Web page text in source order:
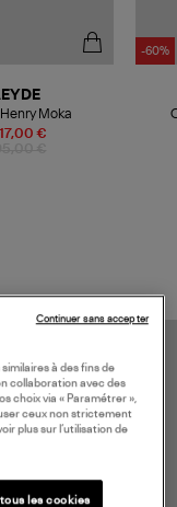
€
Moka
-60%
à des fins de
collaboration avec des
choix via « Paramétrer »,
ceux non strictement
plus sur l’utilisation de
les cookies
Continuer sans accepter